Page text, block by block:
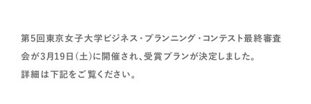
第5回東京女子大学ビジネス・プランニング・コンテスト最終審査
会が3月19日(土)に開催され、受賞プランが決定しました。
詳細は下記をご覧ください。